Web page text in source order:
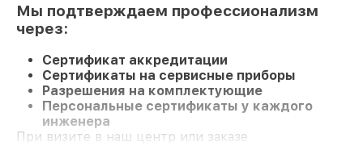
Мы подтверждаем профессионализм
через:
Сертификат аккредитации
Сертификаты на сервисные приборы
Разрешения на комплектующие
Персональные сертификаты у каждого
инженера
При визите в наш центр или заказе